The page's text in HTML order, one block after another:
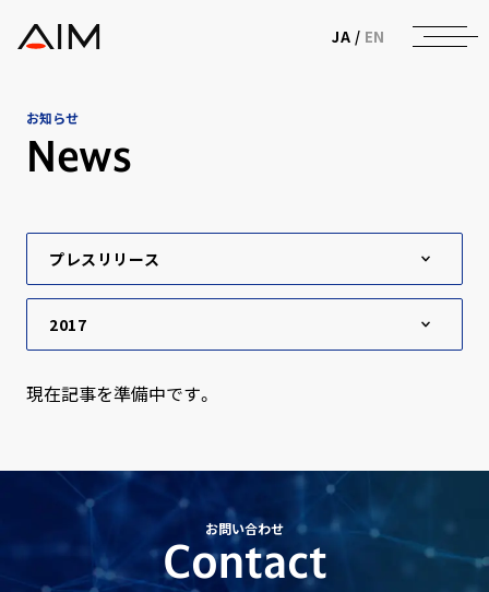
株式会社AIメディカルサービス
JA / EN
お知らせ
News
現在記事を準備中です。
お問い合わせ
Contact